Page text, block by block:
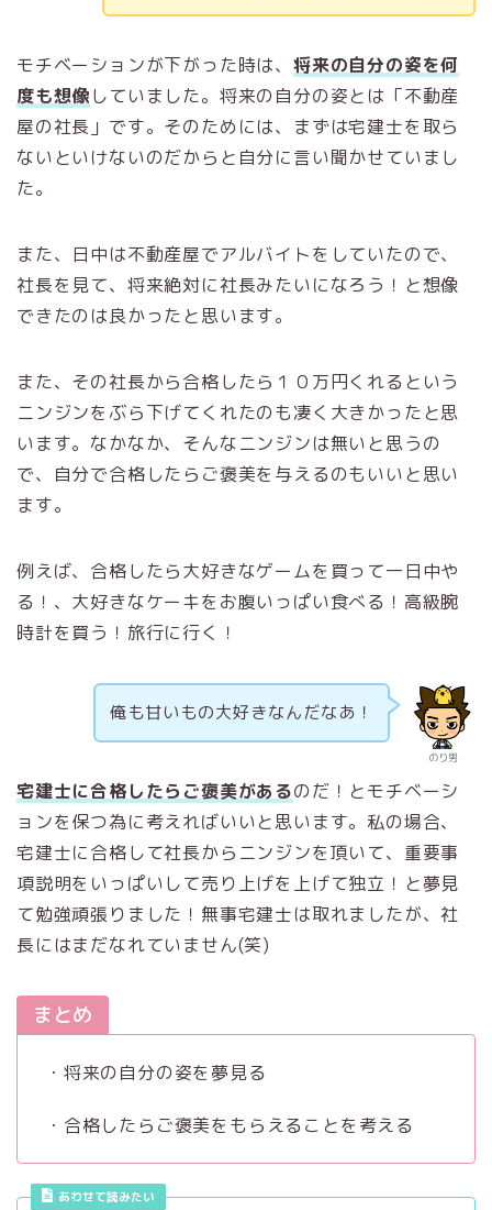
モチベーションが下がった時は、 将来の自分の姿を何
度も想像していました。将来の自分の姿とは「不動産
屋の社長」です。そのためには、まずは宅建士を取ら
ないといけないのだからと自分に言い聞かせていまし
た。
また、日中は不動産屋でアルバイトをしていたので、
社長を見て、将来絶対に社長みたいになろう！と想像
できたのは良かったと思います。
また、その社長から合格したら１０万円くれるという
ニンジンをぶら下げてくれたのも凄く大きかったと思
います。なかなか、そんなニンジンは無いと思うの
で、自分で合格したらご褒美を与えるのもいいと思い
ます。
例えば、合格したら大好きなゲームを買って一日中や
る！、大好きなケーキをお腹いっぱい食べる！高級腕
時計を買う！旅行に行く！
のり男
俺も甘いもの大好きなんだなあ！
宅建士に合格したらご褒美があるのだ！とモチベーシ
ョンを保つ為に考えればいいと思います。私の場合、
宅建士に合格して社長からニンジンを頂いて、重要事
項説明をいっぱいして売り上げを上げて独立！と夢見
て勉強頑張りました！無事宅建士は取れましたが、社
長にはまだなれていません(笑)
まとめ
・将来の自分の姿を夢見る
・合格したらご褒美をもらえることを考える
あわせて読みたい